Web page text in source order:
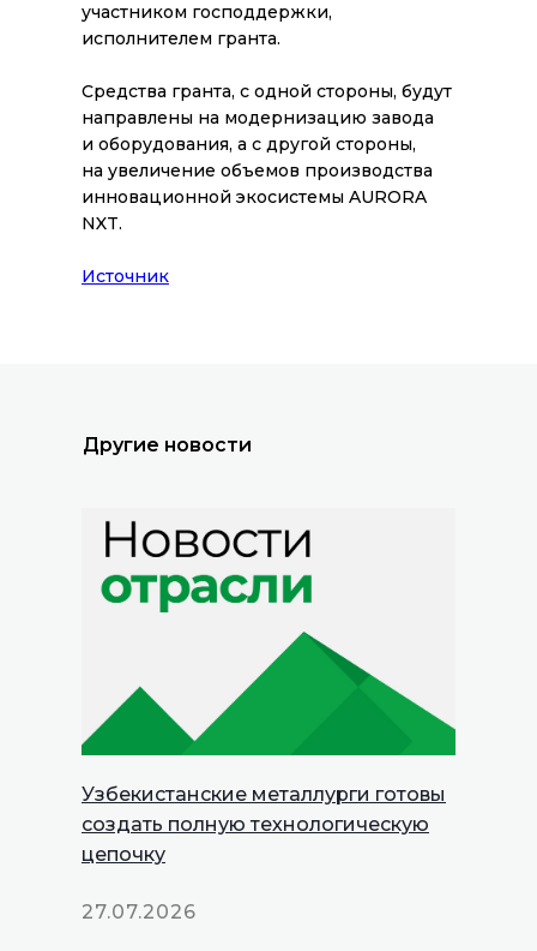
участником господдержки,
исполнителем гранта.
Средства гранта, с одной стороны, будут
направлены на модернизацию завода
и оборудования, а с другой стороны,
на увеличение объемов производства
инновационной экосистемы AURORA
NXT.
Источник
Другие новости
Узбекистанские металлурги готовы
создать полную технологическую
цепочку
27.07.2026